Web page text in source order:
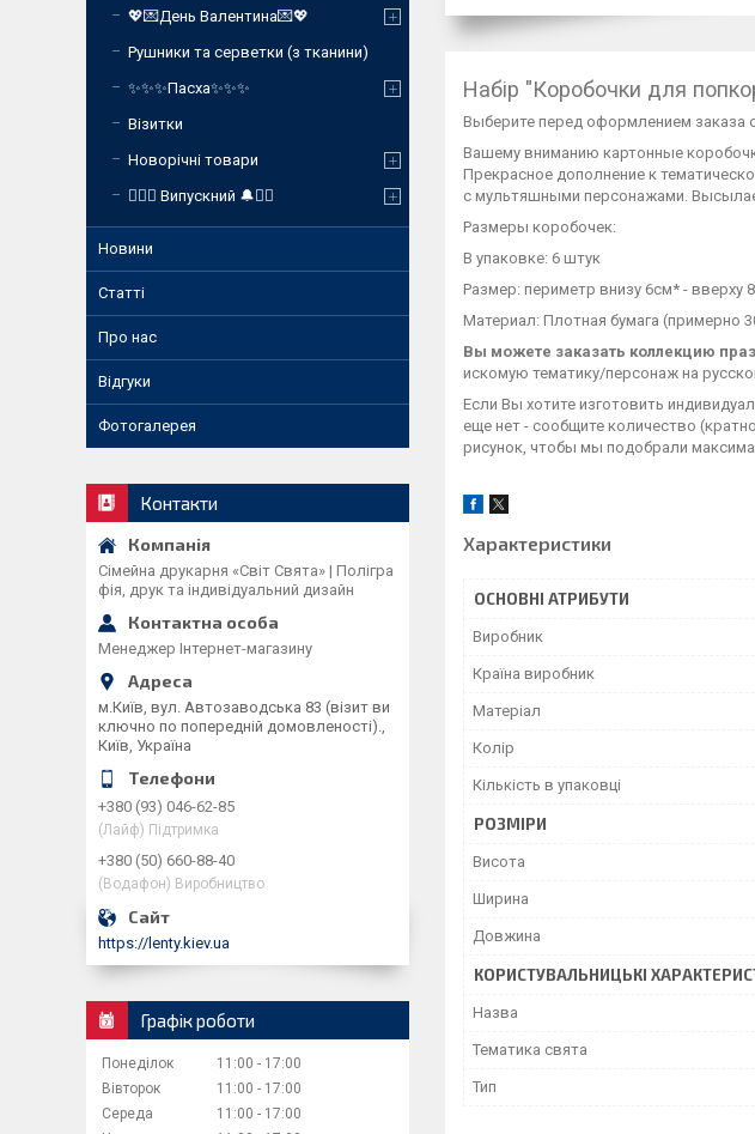
Набір "Коробочки для
Выберите перед оформлением заказа
Вашему вниманию картонные
Прекрасное дополнение к
с мультяшными персонажами.
Размеры коробочек:
В упаковке: 6 штук
Размер: периметр внизу 6см* - вверху
Материал: Плотная бумага (примерно
Вы можете заказать коллекцию
искомую тематику/персонаж на
Если Вы хотите изготовить
еще нет - сообщите количество
рисунок, чтобы мы подобрали
Характеристики
ОСНОВНІ АТРИБУТИ
Виробник
Країна виробник
Матеріал
Колір
Кількість в упаковці
РОЗМІРИ
Висота
Ширина
Довжина
КОРИСТУВАЛЬНИЦЬКІ
Назва
Тематика свята
Тип
💖💌День Валентина💌💖
Рушники та серветки (з тканини)
✨✨✨Пасха✨✨✨
Візитки
Новорічні товари
❤️‍🔥🔔 Випускний 🔔❤️‍🔥
Новини
Статті
Про нас
Відгуки
Фотогалерея
Контакти
Сімейна друкарня «Світ Свята» | Полігра
фія, друк та індивідуальний дизайн
Менеджер Інтернет-магазину
м.Київ, вул. Автозаводська 83 (візит ви
ключно по попередній домовленості).,
Київ, Україна
+380 (93) 046-62-85
(Лайф) Підтримка
+380 (50) 660-88-40
(Водафон) Виробництво
https://lenty.kiev.ua
Графік роботи
Понеділок 11:00
17:00
Вівторок
11:00
17:00
Середа
11:00
17:00